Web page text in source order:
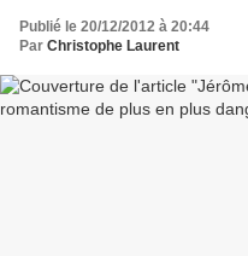
Publié le 20/12/2012 à 20:44
Par Christophe Laurent